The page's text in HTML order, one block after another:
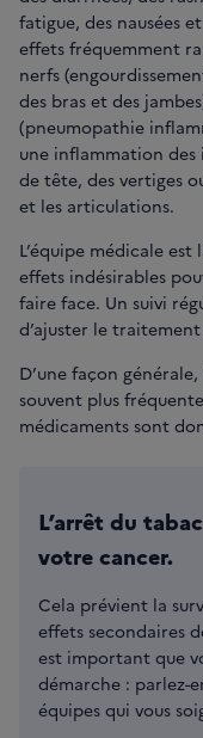
fatigue, des nausées
effets fréquemment
nerfs
des bras et des
(pneumopathie
une inflammation des
de tête, des vertiges
et les articulations.
L’équipe médicale
effets indésirables
faire face. Un suivi
d’ajuster le traitement
D’une façon
souvent plus
médicaments sont
L’arrêt du
votre cancer.
Cela prévient la
effets secondaires
est important que
démarche : parlez-
équipes qui vous